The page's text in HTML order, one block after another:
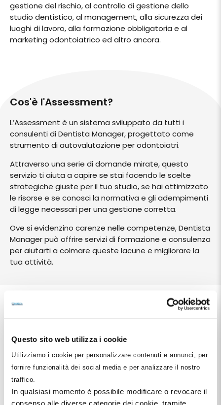
Questo sito web utilizza i cookie
Utilizziamo i cookie per personalizzare contenuti e annunci, per
fornire funzionalità dei social media e per analizzare il nostro
traffico.
In qualsiasi momento è possibile modificare o revocare il
consenso alle diverse categorie dei cookie, tramite
gestione del rischio, al controllo di gestione dello
studio dentistico, al management, alla sicurezza dei
luoghi di lavoro, alla formazione obbligatoria e al
marketing odontoiatrico ed altro ancora.
Cos'è l'Assessment?
L’Assessment è un sistema sviluppato da tutti i
consulenti di Dentista Manager, progettato come
strumento di autovalutazione per odontoiatri.
Attraverso una serie di domande mirate, questo
servizio ti aiuta a capire se stai facendo le scelte
strategiche giuste per il tuo studio, se hai ottimizzato
le risorse e se conosci la normativa e gli adempimenti
di legge necessari per una gestione corretta.
Ove si evidenzino carenze nelle competenze, Dentista
Manager può offrire servizi di formazione e consulenza
per aiutarti a colmare queste lacune e migliorare la
tua attività.
Autovalutazione Online:
Questo ti permetterà di identificare le tue aree di
miglioramento e le competenze da potenziare.
saranno analizzati dai nostri consulenti, che ti